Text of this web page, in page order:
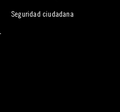
Seguridad ciudadana